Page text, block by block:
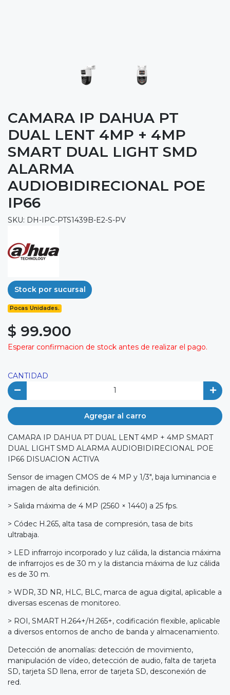
CAMARA IP DAHUA PT
DUAL LENT 4MP + 4MP
SMART DUAL LIGHT SMD
ALARMA
AUDIOBIDIRECIONAL POE
IP66
SKU: DH-IPC-PTS1439B-E2-S-PV
Stock por sucursal
Pocas Unidades.
$ 99.900
Esperar confirmacion de stock antes de realizar el pago.
CANTIDAD
Agregar al carro
CAMARA IP DAHUA PT DUAL LENT 4MP + 4MP SMART
DUAL LIGHT SMD ALARMA AUDIOBIDIRECIONAL POE
IP66 DISUACION ACTIVA
Sensor de imagen CMOS de 4 MP y 1/3", baja luminancia e
imagen de alta definición.
> Salida máxima de 4 MP (2560 × 1440) a 25 fps.
> Códec H.265, alta tasa de compresión, tasa de bits
ultrabaja.
> LED infrarrojo incorporado y luz cálida, la distancia máxima
de infrarrojos es de 30 m y la distancia máxima de luz cálida
es de 30 m.
> WDR, 3D NR, HLC, BLC, marca de agua digital, aplicable a
diversas escenas de monitoreo.
> ROI, SMART H.264+/H.265+, codificación flexible, aplicable
a diversos entornos de ancho de banda y almacenamiento.
Detección de anomalías: detección de movimiento,
manipulación de vídeo, detección de audio, falta de tarjeta
SD, tarjeta SD llena, error de tarjeta SD, desconexión de
red.